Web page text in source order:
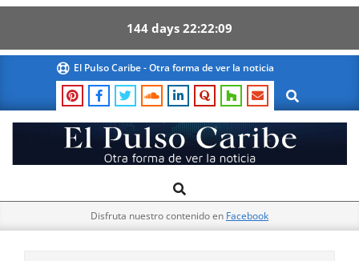
144 days 22 22 08
content
El Pulso Caribe - Otra forma de ver la noticia
Search
El
Pulso
Navigation
Search
Disfruta nuestro contenido en Facebook